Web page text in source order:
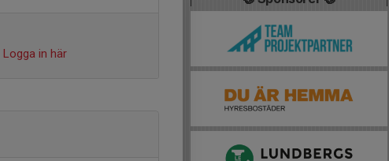
Logga in här